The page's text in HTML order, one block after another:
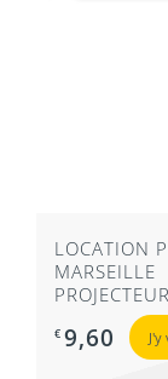
LOCATION
MARSEILLE
€ 9,60 J'y